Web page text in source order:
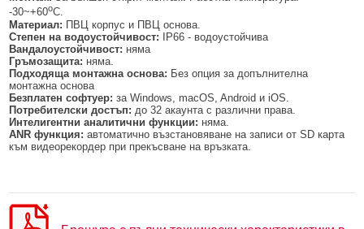
-30~+60оC.
Материал: ПВЦ корпус и ПВЦ основа.
Степен на водоустойчивост: IP66 - водоустойчива
Вандалоустойчивост: няма
Гръмозащита: няма.
Подходяща монтажна основа: Без опция за допълнителна
монтажна основа
Безплатен софтуер:за Windows, macOS, Android и iOS.
Потребителски достъп: до 32 акаунта с различни права.
Интелигентни аналитични функции: няма.
ANR функция: автоматично възстановяване на записи от SD карта
към видеорекордер при прекъсване на връзката.